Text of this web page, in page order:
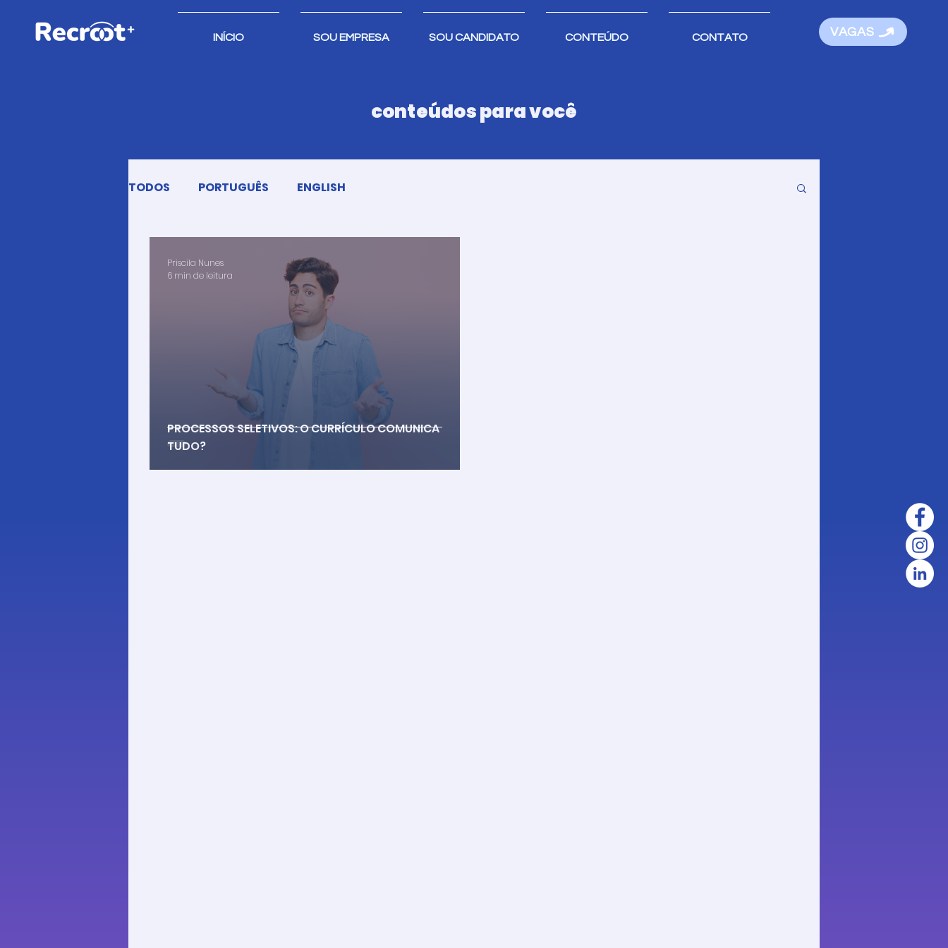
INÍCIO SOU EMPRESA SOU CANDIDATO CONTEÚDO CONTATO VAGAS
conteúdos para você
TODOS PORTUGUÊS ENGLISH
PROCESSOS SELETIVOS: O CURRÍCULO COMUNICA
TUDO?
Priscila Nunes
6 min de leitura